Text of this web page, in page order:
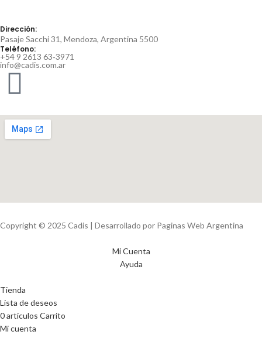
Dirección:
Pasaje Sacchi 31, Mendoza, Argentina 5500
Teléfono:
‪+54 9 2613 63‑3971‬
info@cadis.com.ar
Copyright © 2025 Cadis | Desarrollado por Paginas Web Argentina
Mi Cuenta
Ayuda
Tienda
Lista de deseos
0artículos Carrito
Mi cuenta